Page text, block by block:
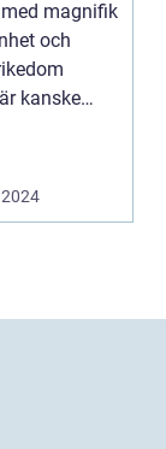
magnifik
och
kanske